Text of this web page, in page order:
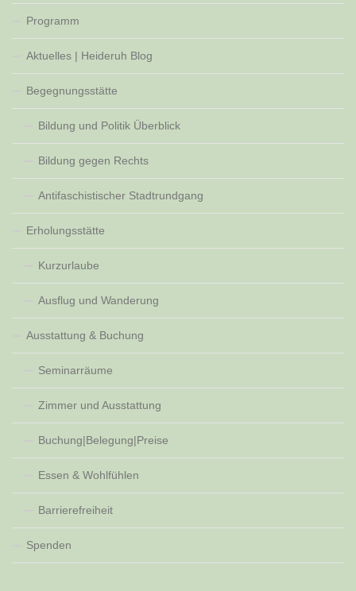
Programm
Aktuelles | Heideruh Blog
Begegnungsstätte
Bildung und Politik Überblick
Bildung gegen Rechts
Antifaschistischer Stadtrundgang
Erholungsstätte
Kurzurlaube
Ausflug und Wanderung
Ausstattung & Buchung
Seminarräume
Zimmer und Ausstattung
Buchung|Belegung|Preise
Essen & Wohlfühlen
Barrierefreiheit
Spenden